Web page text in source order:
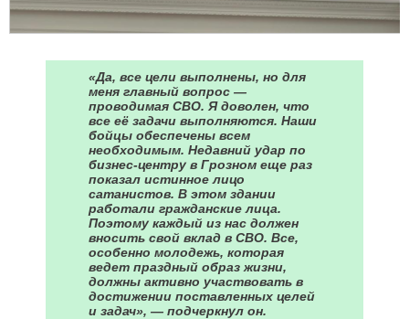
«Да, все цели выполнены, но для
меня главный вопрос —
проводимая СВО. Я доволен, что
все её задачи выполняются. Наши
бойцы обеспечены всем
необходимым. Недавний удар по
бизнес-центру в Грозном еще раз
показал истинное лицо
сатанистов. В этом здании
работали гражданские лица.
Поэтому каждый из нас должен
вносить свой вклад в СВО. Все,
особенно молодежь, которая
ведет праздный образ жизни,
должны активно участвовать в
достижении поставленных целей
и задач», — подчеркнул он.